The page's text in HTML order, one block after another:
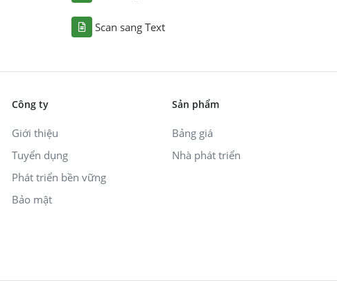
Scan sang Text
Công ty
Giới thiệu
Tuyển dụng
Phát triển bền vững
Bảo mật
Sản phẩm
Bảng giá
Nhà phát triển